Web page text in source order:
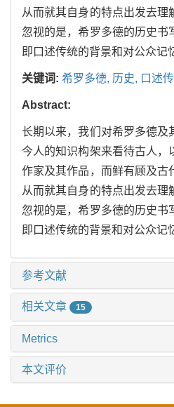
从而就其自身的特点出发去理
忽视的是，希罗多德的历史书
即口述传统的背景和对公众记
关键词: 希罗多德, 历史, 口述
Abstract:
长期以来，我们对希罗多德及
今人的知识构架来看待古人，
作家及其作品，而鲜有顾及古
从而就其自身的特点出发去理
忽视的是，希罗多德的历史书
即口述传统的背景和对公众记
参考文献
相关文章 15
Metrics
本文评价